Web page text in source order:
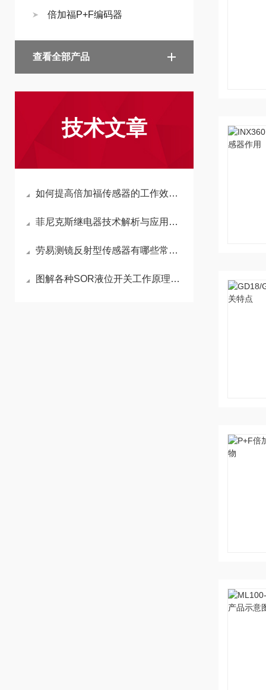
倍加福P+F编码器
查看全部产品
技术文章
如何提高倍加福传感器的工作效率？
菲尼克斯继电器技术解析与应用指南
劳易测镜反射型传感器有哪些常见故障
图解各种SOR液位开关工作原理，优缺点及故障处理方法！